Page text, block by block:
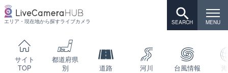
エリア・現在地から探すライブカメラ
サイト
TOP
都道府県
別
道路 河川 台風情報